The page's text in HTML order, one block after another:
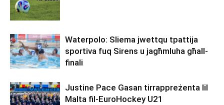
Waterpolo: Sliema jwettqu tpattija
sportiva fuq Sirens u jagħmluha għall-
finali
Justine Pace Gasan tirrappreżenta lil
Malta fil-EuroHockey U21